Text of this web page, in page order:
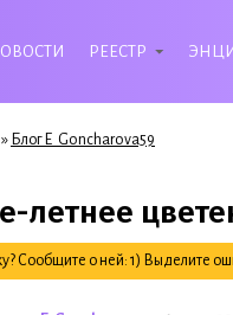
РЕЕСТР
» Блог E_Goncharova59
летнее
Сообщите о ней: 1) Выделите